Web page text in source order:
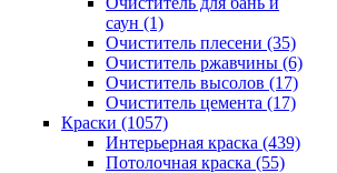
саун (1)
Очиститель плесени (35)
Очиститель ржавчины (6)
Очиститель высолов (17)
Очиститель цемента (17)
Краски (1057)
Интерьерная краска (439)
Потолочная краска (55)